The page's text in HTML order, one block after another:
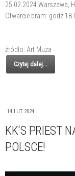
25.02.2024 Warszawa,
Otwarcie bram:
źródło: Art Muza
Czytaj dalej...
14 LUT 2024
KK'S PRIEST
POLSCE!